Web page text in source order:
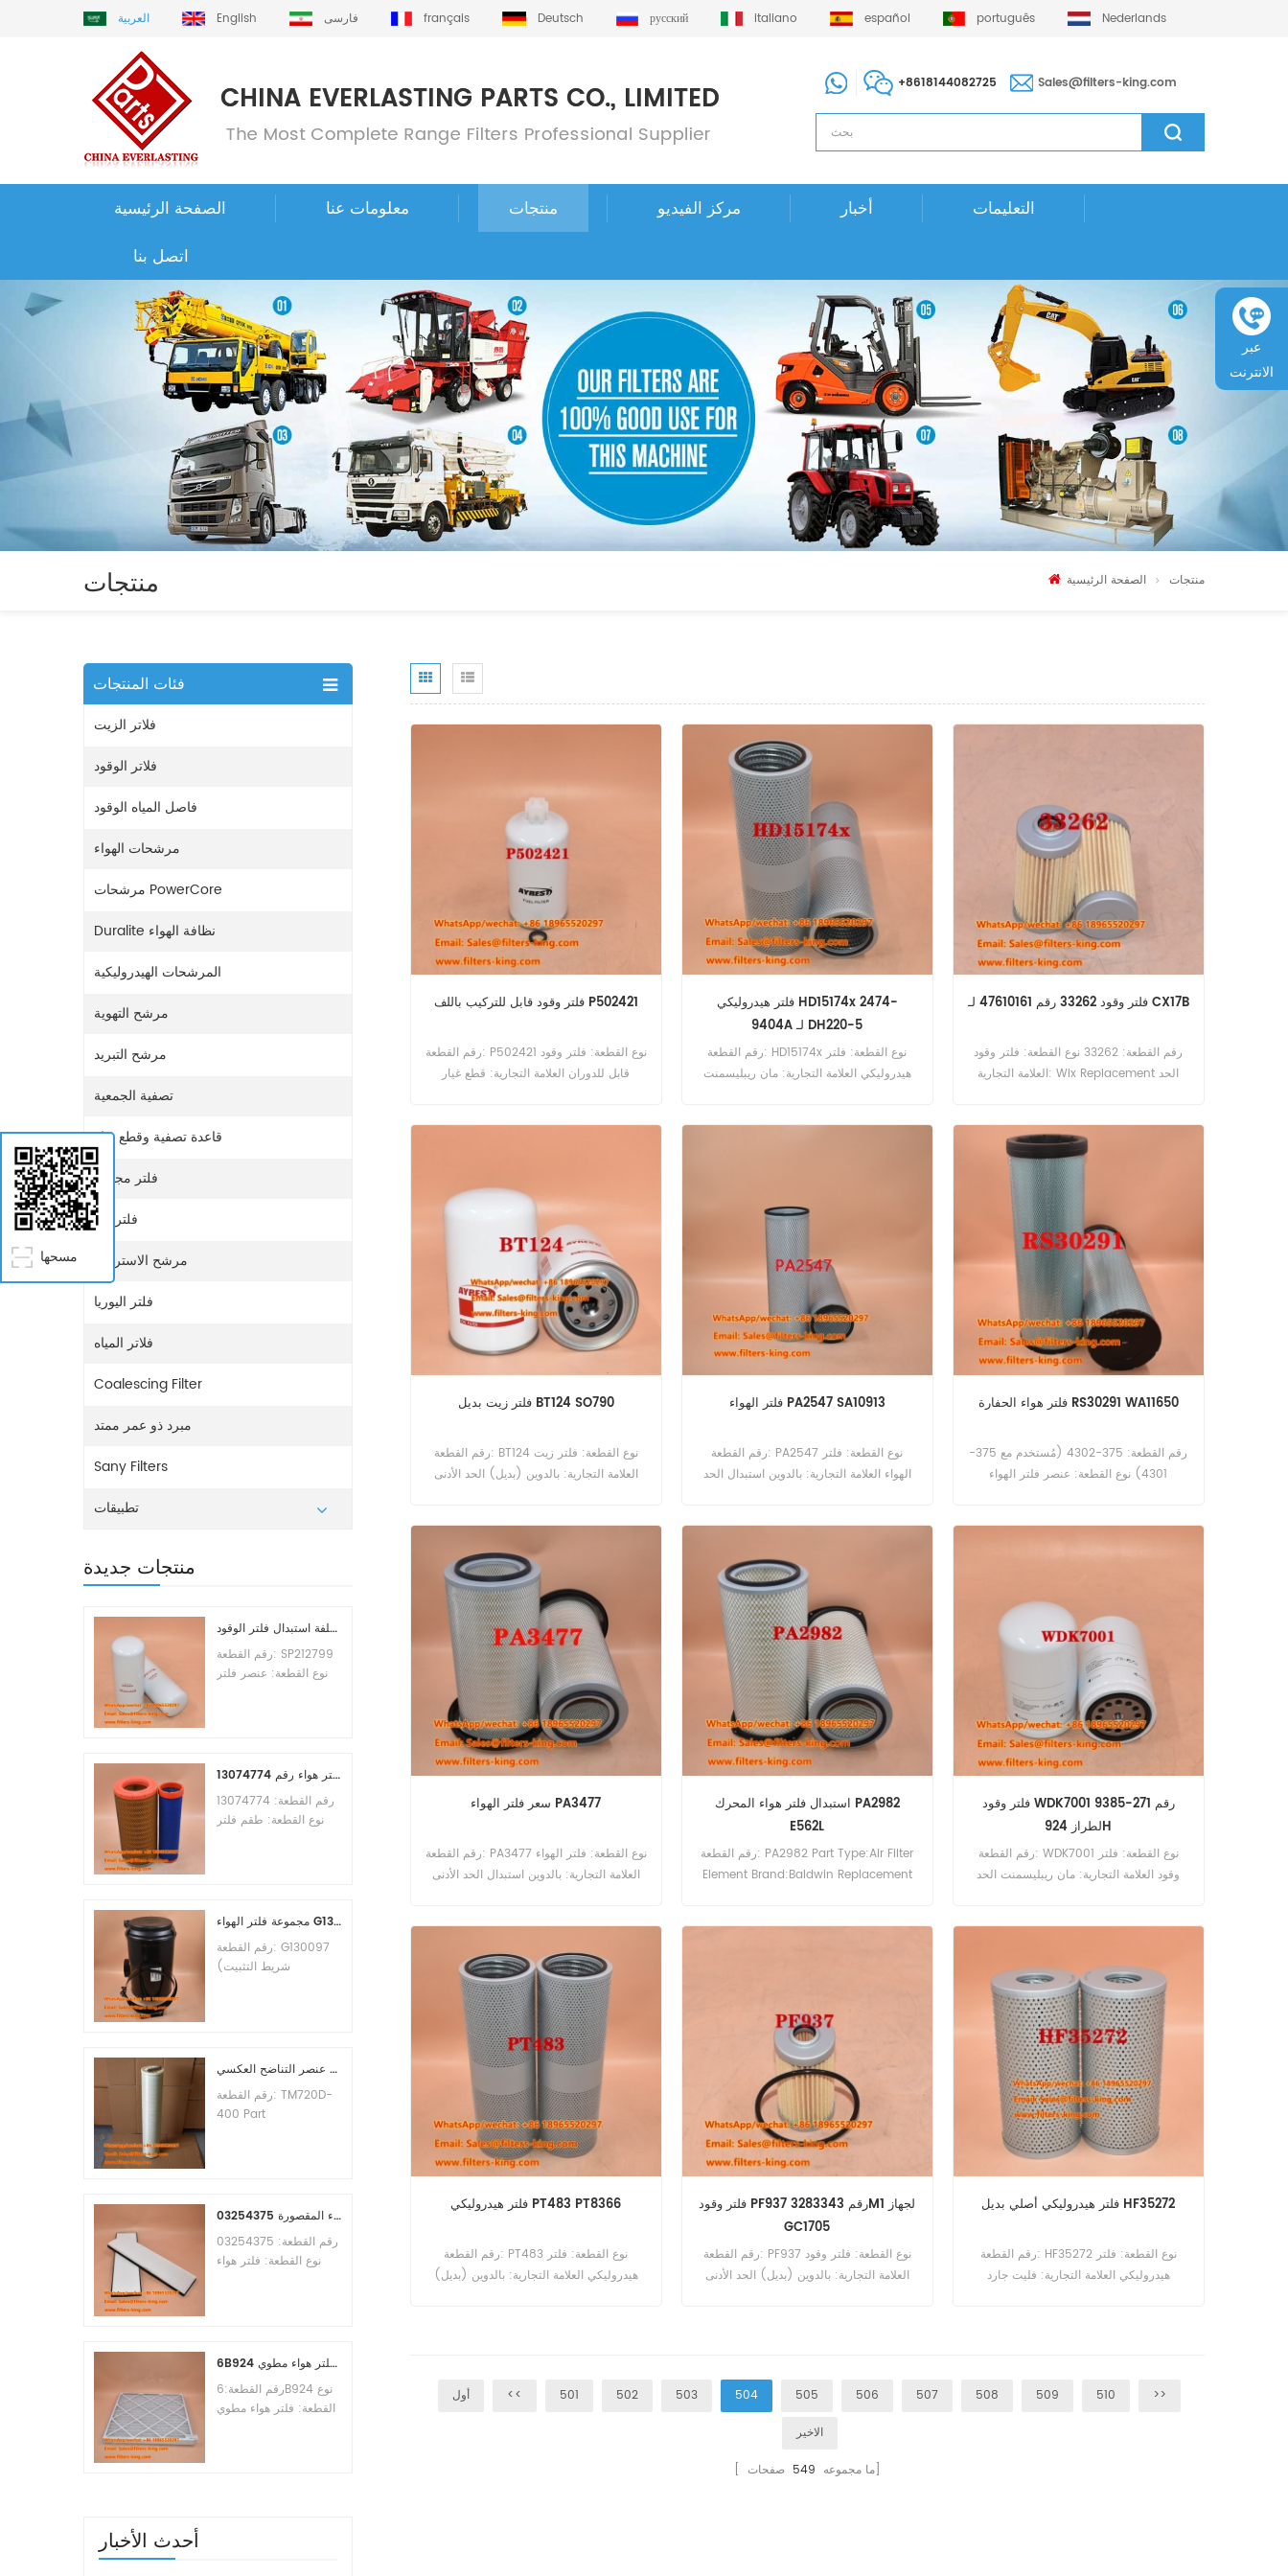
العربية English فارسی français Deutsch русский italiano español português Nederlands
+8618144082725 Sales@filters-king.com
الصفحة الرئيسية معلومات عنا منتجات مركز الفيديو أخبار
التعليمات
اتصل بنا
منتجات الصفحة الرئيسية منتجات
فئات المنتجات
فلاتر الزيت
فلاتر الوقود
فاصل المياه الوقود
مرشحات الهواء
مرشحات PowerCore
Duralite نظافة الهواء
المرشحات الهيدروليكية
مرشح التهوية
مرشح التبريد
تصفية الجمعية
قاعدة تصفية وقطع غيار
فلتر مجفف
فلتر غاز
مرشح الاستراحة
فلتر اليوريا
فلاتر المياه
Coalescing Filter
مبرد ذو عمر ممتد
Sany Filters
تطبيقات
منتجات جديدة
تكلفة استبدال فلتر الوقود SP212799
رقم القطعة: SP212799
نوع القطعة: عنصر فلتر
طقم فلتر هواء رقم 13074774
رقم القطعة: 13074774
نوع القطعة: طقم فلتر
مجموعة فلتر الهواء G130097 P537876 P5357877
رقم القطعة: G130097
(شريط التثبيت
الهواء العلامة التجارية:
الأدنى للطلب: 20 قطعة
عنصر التناضح العكسي TM720D-400
رقم القطعة: TM720D-
400 Part
MOQ:60pcs
03254375 مرجع بديل لفلتر هواء المقصورة
رقم القطعة: 03254375
نوع القطعة: فلتر هواء
6B924 فلتر هواء مطوي MERV 8
رقم القطعة:6B924 نوع
القطعة: فلتر هواء مطوي
أحدث الأخبار
فلتر وقود قابل للتركيب باللف P502421
رقم القطعة: P502421 نوع القطعة: فلتر وقود
قابل للدوران العلامة التجارية: قطع غيار
فلتر هيدروليكي HD15174x 2474-
9404A لـ DH220-5
رقم القطعة: HD15174x نوع القطعة: فلتر
هيدروليكي العلامة التجارية: مان ريبليسمنت
فلتر وقود 33262 رقم 47610161 لـ CX17B
رقم القطعة: 33262 نوع القطعة: فلتر وقود
العلامة التجارية: Wix Replacement الحد
فلتر زيت بديل BT124 SO790
رقم القطعة: BT124 نوع القطعة: فلتر زيت
العلامة التجارية: بالدوين (بديل) الحد الأدنى
فلتر الهواء PA2547 SA10913
رقم القطعة: PA2547 نوع القطعة: فلتر
الهواء العلامة التجارية: بالدوين استبدال الحد
فلتر هواء الحفارة RS30291 WA11650
رقم القطعة: 375-4302 (مُستخدم مع 375-
4301) نوع القطعة: عنصر فلتر الهواء
سعر فلتر الهواء PA3477
رقم القطعة: PA3477 نوع القطعة: فلتر الهواء
العلامة التجارية: بالدوين استبدال الحد الأدنى
استبدال فلتر هواء المحرك PA2982
E562L
رقم القطعة: PA2982 Part Type:Air Filter
Element Brand:Baldwin Replacement
فلتر وقود WDK7001 رقم 271-9385
لطراز 924H
رقم القطعة: WDK7001 نوع القطعة: فلتر
وقود العلامة التجارية: مان ريبليسمنت الحد
TH407.
فلتر هيدروليكي PT483 PT8366
رقم القطعة: PT483 نوع القطعة: فلتر
هيدروليكي العلامة التجارية: بالدوين (بديل)
فلتر وقود PF937 رقم 3283343M1 لجهاز
GC1705
رقم القطعة: PF937 نوع القطعة: فلتر وقود
العلامة التجارية: بالدوين (بديل) الحد الأدنى
GC2300 GC2400 GC2600 MF1205
MF1215 MF1230 MF1529FSA.
فلتر هيدروليكي أصلي بديل HF35272
رقم القطعة: HF35272 نوع القطعة: فلتر
هيدروليكي العلامة التجارية: فليت جارد
أول << 501 502 503 504 505 506 507 508 509 510 >>
الاخير
[ ما مجموعه 549 صفحات]
عبر
الانترنت
مسحها